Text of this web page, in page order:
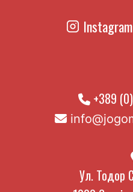
Instagram
+389
Ул. Тодор